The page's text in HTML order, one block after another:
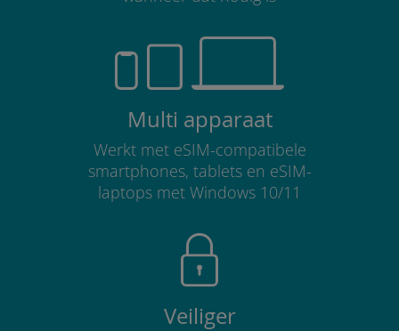
Multi apparaat
Werkt met eSIM-compatibele
smartphones, tablets en eSIM-
laptops met Windows 10/11
Veiliger